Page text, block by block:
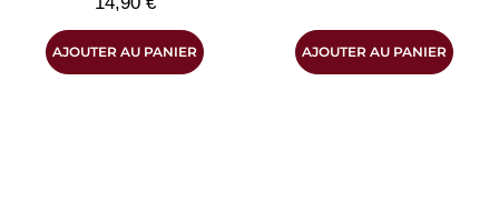
AJOUTER AU PANIER AJOUTER AU PANIER